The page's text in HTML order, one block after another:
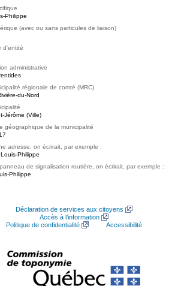
Philippe
(avec ou sans particules de liaison)
d'entité
administrative
régionale de comté (MRC)
du-Nord
Jérôme (Ville)
géographique de la municipalité
adresse, on écrirait, par exemple :
Philippe
de signalisation routière, on écrirait, par exemple :
Philippe
Déclaration de services aux citoyens
Accès à l’information
Politique de confidentialité
Accessibilité